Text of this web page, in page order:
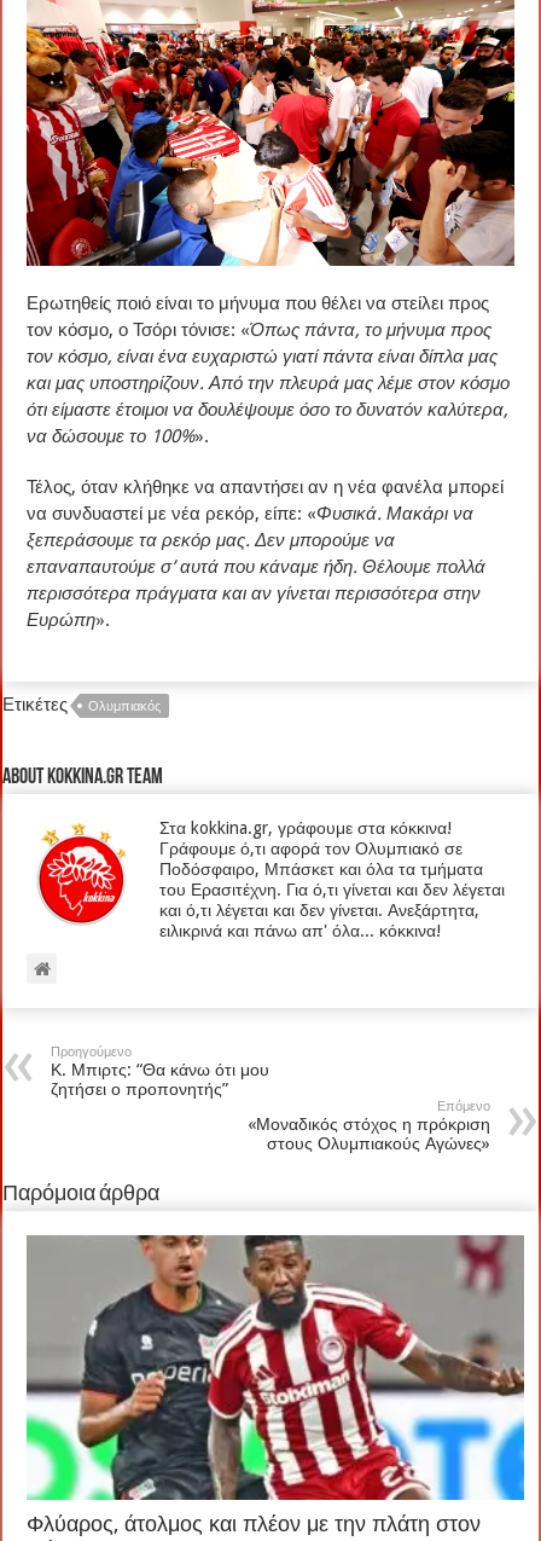
Ερωτηθείς ποιό είναι το μήνυμα που θέλει να στείλει προς
τον κόσμο, ο Τσόρι τόνισε: «Όπως πάντα, το μήνυμα προς
τον κόσμο, είναι ένα ευχαριστώ γιατί πάντα είναι δίπλα μας
και μας υποστηρίζουν. Από την πλευρά μας λέμε στον κόσμο
ότι είμαστε έτοιμοι να δουλέψουμε όσο το δυνατόν καλύτερα,
να δώσουμε το 100%».
Τέλος, όταν κλήθηκε να απαντήσει αν η νέα φανέλα μπορεί
να συνδυαστεί με νέα ρεκόρ, είπε: «Φυσικά. Μακάρι να
ξεπεράσουμε τα ρεκόρ μας. Δεν μπορούμε να
επαναπαυτούμε σ’ αυτά που κάναμε ήδη. Θέλουμε πολλά
περισσότερα πράγματα και αν γίνεται περισσότερα στην
Ευρώπη».
Ετικέτες Ολυμπιακός
About kokkina.gr TEAM
Στα kokkina.gr, γράφουμε στα κόκκινα!
Γράφουμε ό,τι αφορά τον Ολυμπιακό σε
Ποδόσφαιρο, Μπάσκετ και όλα τα τμήματα
του Ερασιτέχνη. Για ό,τι γίνεται και δεν λέγεται
και ό,τι λέγεται και δεν γίνεται. Ανεξάρτητα,
ειλικρινά και πάνω απ' όλα... κόκκινα!
Προηγούμενο
Κ. Μπιρτς: “Θα κάνω ότι μου
ζητήσει ο προπονητής”
Επόμενο
«Μοναδικός στόχος η πρόκριση
στους Ολυμπιακούς Αγώνες»
Παρόμοια άρθρα
Φλύαρος, άτολμος και πλέον με την πλάτη στον